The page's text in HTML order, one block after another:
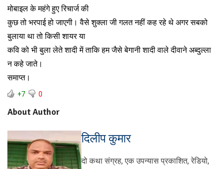
मोबाइल के महंगे हुए रिचार्ज की
कुछ तो भरपाई हो जाएगी। वैसे शुक्ला जी गलत नहीं कह रहे थे अगर सबको
बुलाया था तो किसी शायर या
कवि को भी बुला लेते शादी में ताकि हम जैसे बेगानी शादी वाले दीवाने अब्दुल्ला
न कहे जाते।
समाप्त।
+7 0
About Author
दिलीप कुमार
दो कथा संग्रह, एक उपन्यास प्रकाशित, रेडियो,